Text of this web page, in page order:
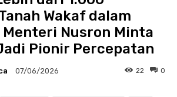
Wakaf dalam
Menteri Nusron Minta
Pionir Percepatan
07/06/2026 0
22